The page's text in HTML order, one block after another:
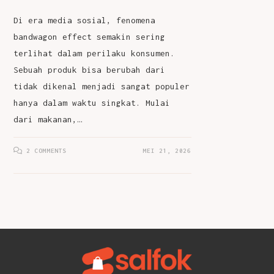
Di era media sosial, fenomena
bandwagon effect semakin sering
terlihat dalam perilaku konsumen.
Sebuah produk bisa berubah dari
tidak dikenal menjadi sangat populer
hanya dalam waktu singkat. Mulai
dari makanan,…
2 COMMENTS MEI 21, 2026